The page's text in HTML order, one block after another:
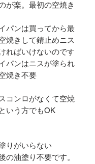
が楽。最初の空焼き
パンは買ってから最
焼きして錆止めニス
ればいけないのです
パンはニスが塗られ
焼き不要
コンロがなくて空焼
いう方でもOK
りがいらない
の油塗り不要です。